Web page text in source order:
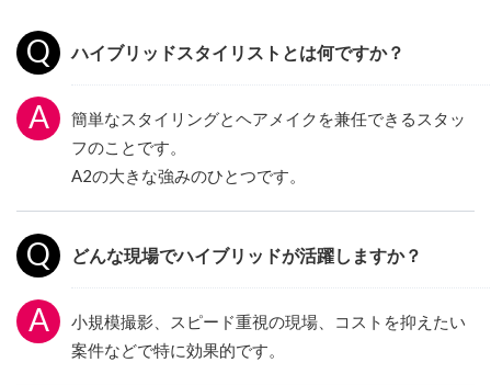
ハイブリッドスタイリストとは何ですか？
簡単なスタイリングとヘアメイクを兼任できるスタッ
フのことです。
A2の大きな強みのひとつです。
どんな現場でハイブリッドが活躍しますか？
小規模撮影、スピード重視の現場、コストを抑えたい
案件などで特に効果的です。